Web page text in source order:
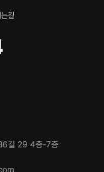
길
길 29 4층-7층